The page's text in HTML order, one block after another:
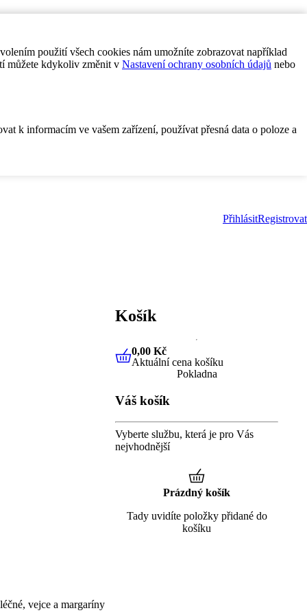
použití všech cookies nám umožníte zobrazovat například
můžete kdykoliv změnit v Nastavení ochrany osobních údajů nebo
k informacím ve vašem zařízení, používat přesná data o poloze a
PřihlásitRegistrovat
vejce a margaríny
Košík
0,00 KčAktuální cena košíku
0,00 Kč
Aktuální cena košíku
Pokladna
Váš košík
Vyberte službu, která je pro Vás
nejvhodnější
Prázdný košík
Tady uvidíte položky přidané do
košíku